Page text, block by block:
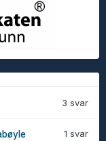
3 svar
1 svar